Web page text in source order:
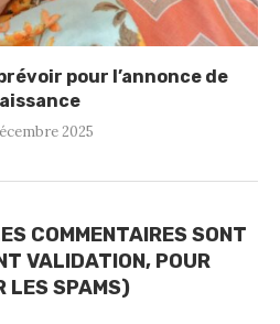
pour l’annonce de
2025
COMMENTAIRES SONT
VALIDATION, POUR
LES SPAMS)